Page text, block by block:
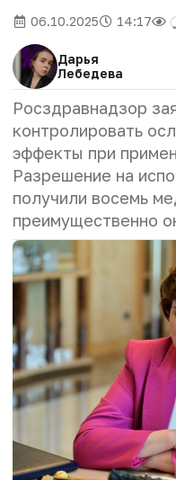
06.10.2025 14:17
Дарья
Лебедева
Росздравнадзор
контролировать
эффекты при
Разрешение на
получили восемь
преимущественно